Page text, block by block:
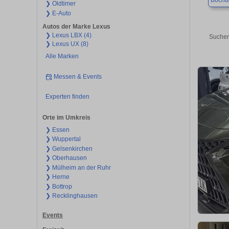
❯ Oldtimer
❯ E-Auto
Autos der Marke Lexus
❯ Lexus LBX (4)
❯ Lexus UX (8)
Alle Marken
Messen & Events
Experten finden
Orte im Umkreis
❯ Essen
❯ Wuppertal
❯ Gelsenkirchen
❯ Oberhausen
❯ Mülheim an der Ruhr
❯ Herne
❯ Bottrop
❯ Recklinghausen
Events